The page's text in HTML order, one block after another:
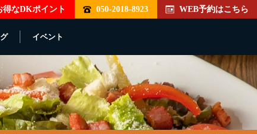
得なDKポイント 050-2018-8923 WEB予約はこちら
イベント